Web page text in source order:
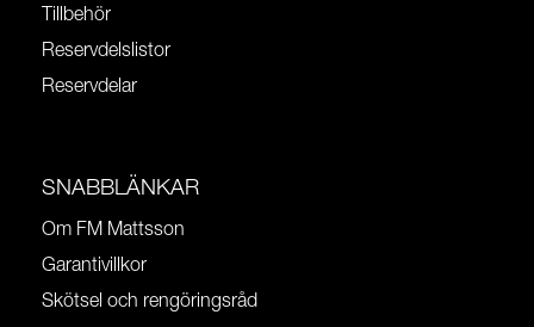
Tillbehör
Reservdelslistor
Reservdelar
SNABBLÄNKAR
Om FM Mattsson
Garantivillkor
Skötsel och rengöringsråd